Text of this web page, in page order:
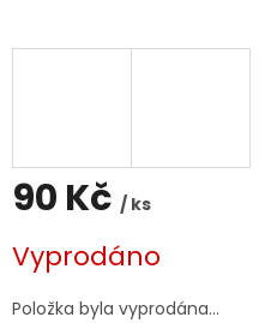
90 Kč / ks
cena:
Vyprodáno
Položka byla vyprodána…